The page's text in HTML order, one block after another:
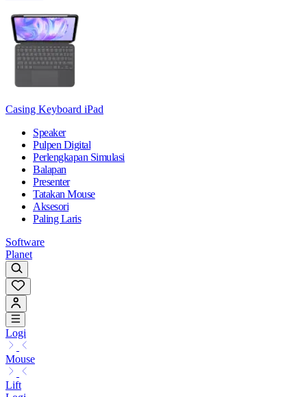
Casing Keyboard iPad
Speaker
Pulpen Digital
Perlengkapan Simulasi
Balapan
Presenter
Tatakan Mouse
Aksesori
Paling Laris
Software
Planet
Logi
Mouse
Lift